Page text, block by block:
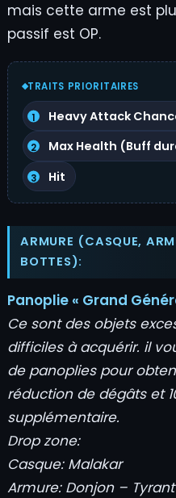
mais cette arme est
passif est OP.
TRAITS PRIORITAIRES
Heavy Attack
Max Health (Buff
Hit
ARMURE (CASQUE,
BOTTES):
Panoplie « Grand
Ce sont des objets
difficiles à acquérir. il
de panoplies pour
réduction de dégâts et
supplémentaire.
Drop zone:
Casque: Malakar
Armure: Donjon –